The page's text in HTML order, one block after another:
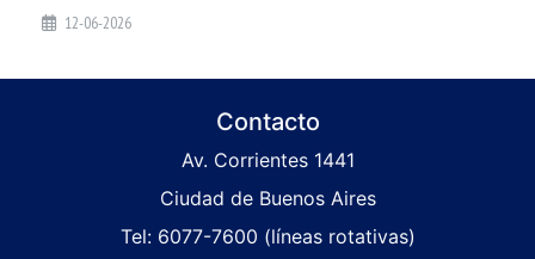
12-06-2026
Contacto
Av. Corrientes 1441
Ciudad de Buenos Aires
Tel: 6077-7600 (líneas rotativas)